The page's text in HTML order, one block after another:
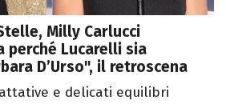
Milly Carlucci
perché Lucarelli sia
D’Urso", il retroscena
e delicati equilibri